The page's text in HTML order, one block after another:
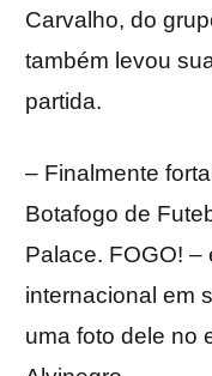
Carvalho, do
também levou
partida.
– Finalmente
Botafogo de
Palace. FOGO!
internacional em
uma foto dele no